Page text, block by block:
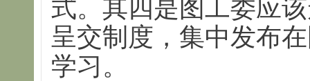
式。其四是图工委应
呈交制度，集中发布
学习。